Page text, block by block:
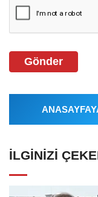
Gönder
İLGINIZI